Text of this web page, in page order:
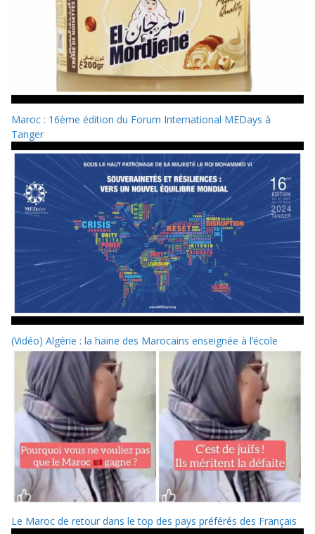
Maroc : 16ème édition du Forum International MEDays à
Tanger
(Vidéo) Algérie : la haine des Marocains enseignée à l’école
Le Maroc de retour dans le top des pays préférés des Français